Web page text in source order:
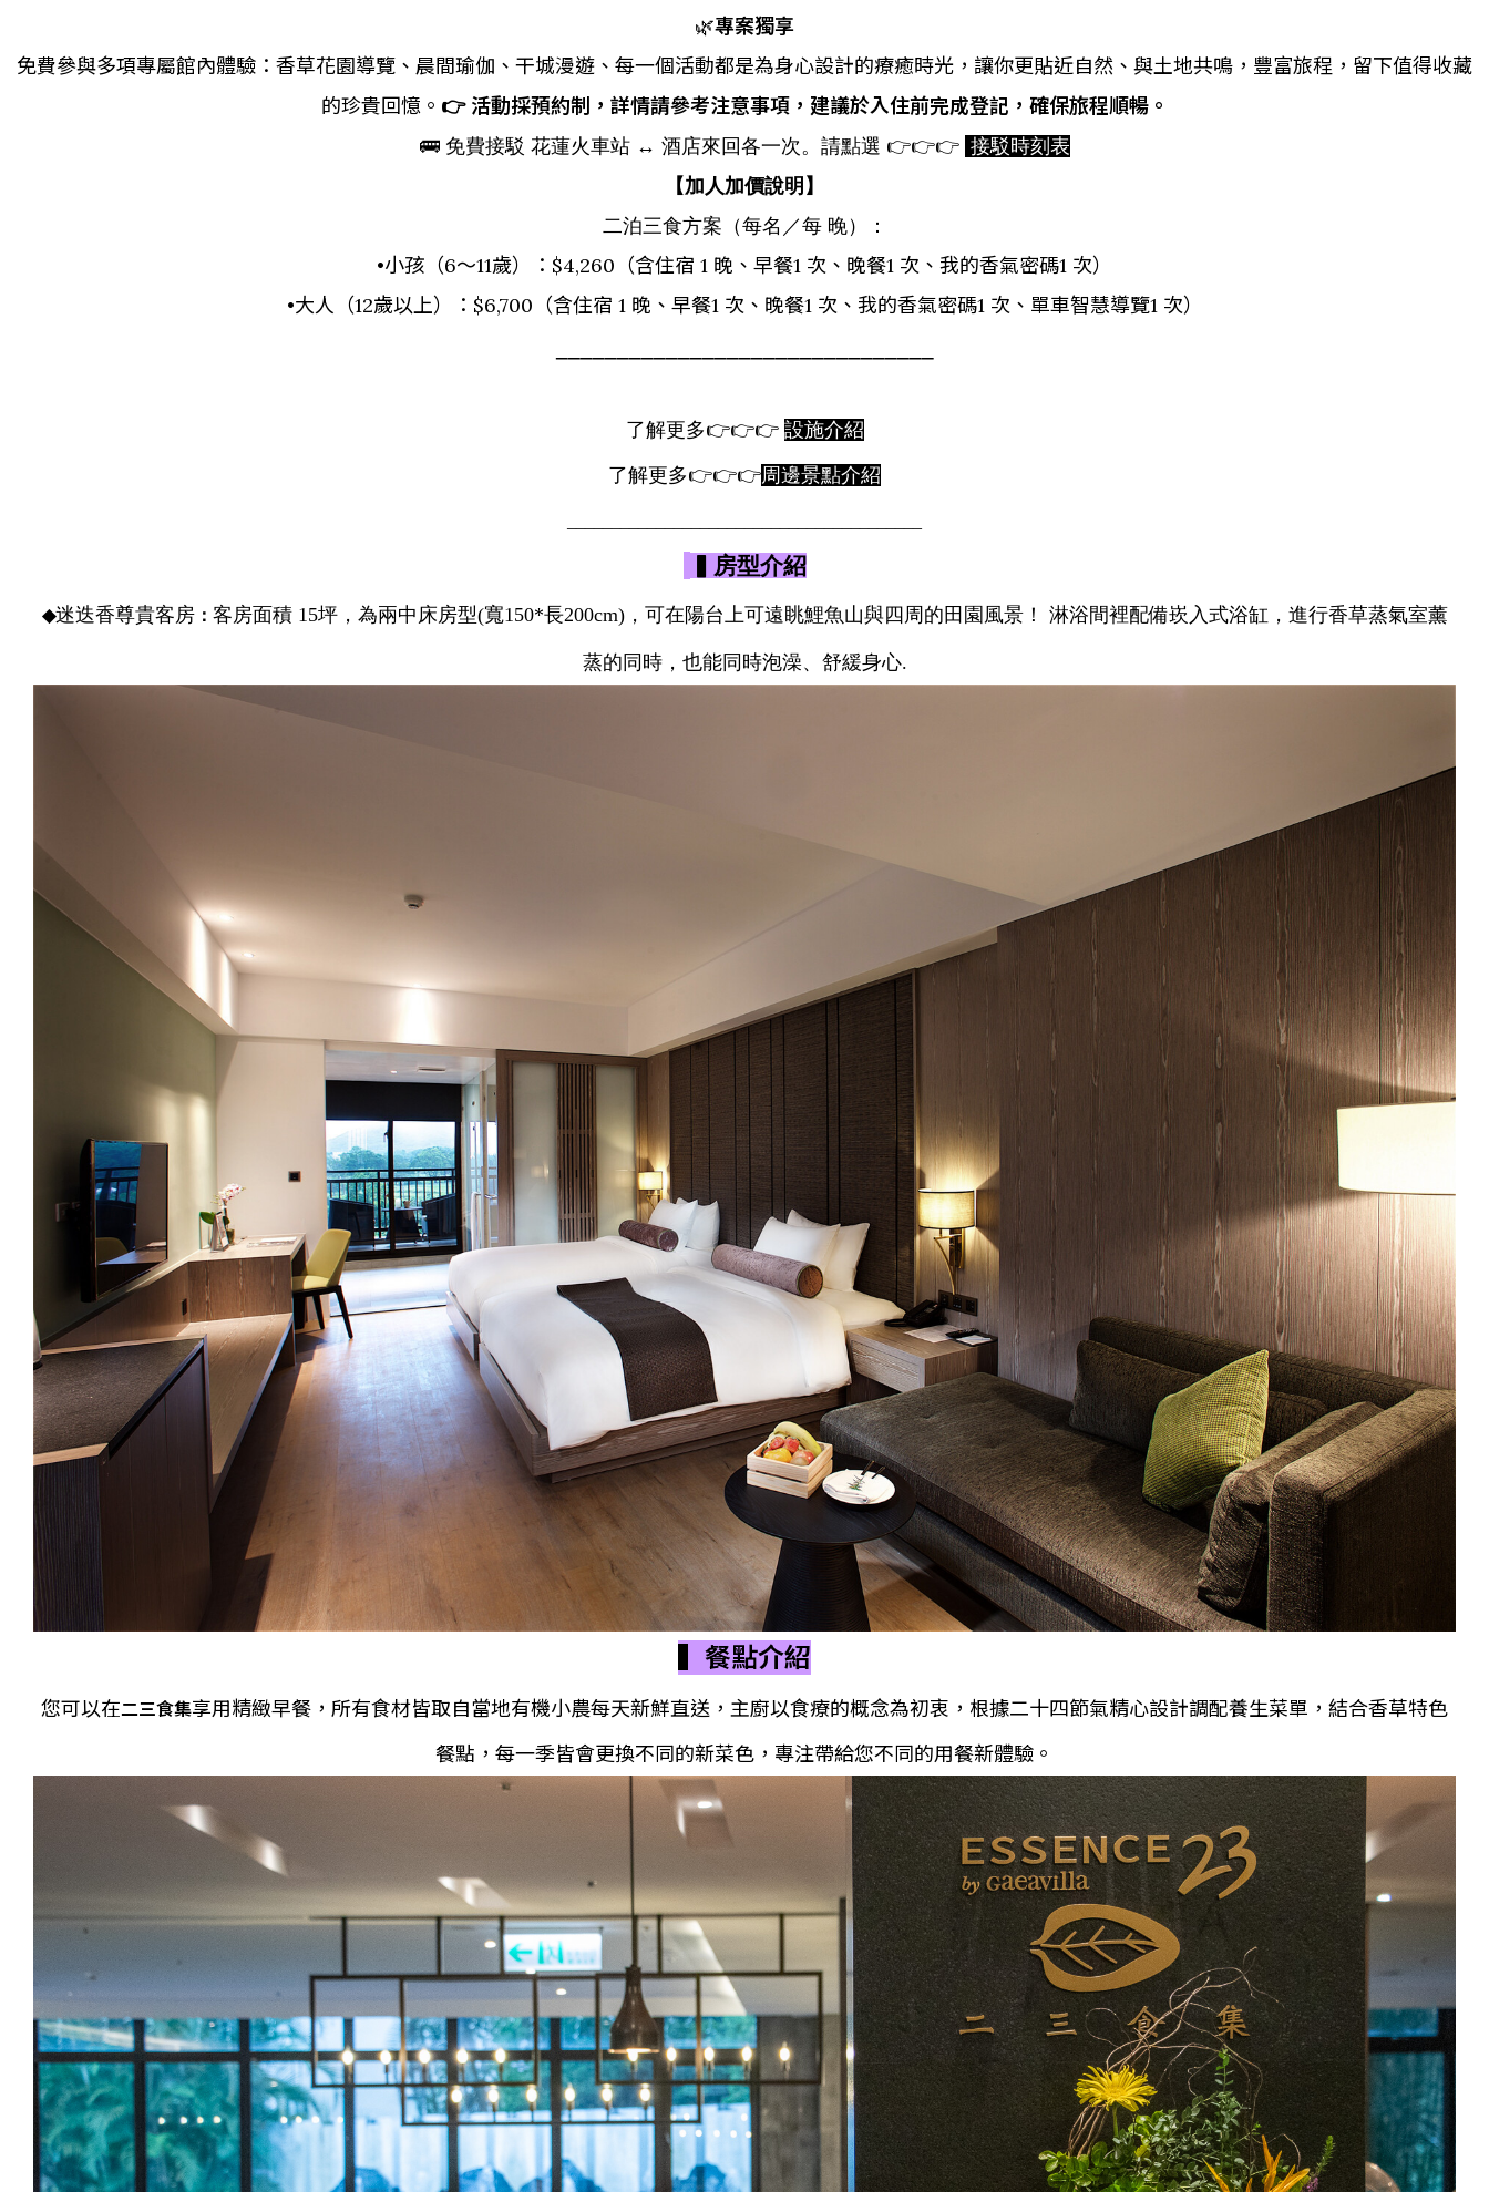
🌿專案獨享
免費參與多項專屬館內體驗：香草花園導覽、晨間瑜伽、干城漫遊、每一個活動都是為身心設計的療癒時光，讓你更貼近自然、與土地共鳴，豐富旅程，留下值得收藏
的珍貴回憶。 👉 活動採預約制，詳情請參考注意事項，建議於入住前完成登記，確保旅程順暢。
🚌 免費接駁 花蓮火車站 ↔ 酒店來回各一次。請點選 👉👉👉 接駁時刻表
【加人加價說明】
二泊三食方案（每名／每 晚）：
•小孩（6～11歲）：$4,260（含住宿 1 晚、早餐1 次、晚餐1 次、 我的香氣密碼1 次）
•大人（12歲以上）：$6,700（含住宿 1 晚、早餐1 次、晚餐1 次、 我的香氣密碼1 次、 單車智慧導覽1 次）
了解更多👉👉👉 設施介紹
了解更多👉👉👉周邊景點介紹
▍房型介紹
◆迷迭香尊貴客房： 客房面積 15坪，為兩中床房型(寬150*長200cm)，可在陽台上可遠眺鯉魚山與四周的田園風景！ 淋浴間裡配備崁入式浴缸，進行香草蒸氣室薰
蒸的同時，也能同時泡澡、舒緩身心.
▍餐點介紹
您可以在二三食集享用精緻早餐，所有食材皆取自當地有機小農每天新鮮直送，主廚以食療的概念為初衷，根據二十四節氣精心設計調配養生菜單，結合香草特色
餐點，每一季皆會更換不同的新菜色，專注帶給您不同的用餐新體驗。